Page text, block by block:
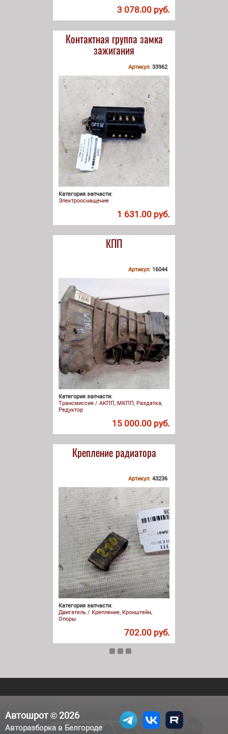
3 078.00 руб.
Контактная группа замка
зажигания
Артикул: 33962
Категория запчасти:
Электрооснащение
1 631.00 руб.
КПП
Артикул: 16044
Категория запчасти:
Трансмиссия / АКПП, МКПП, Раздатка,
Редуктор
15 000.00 руб.
Крепление радиатора
Артикул: 43236
Категория запчасти:
Двигатель / Крепление, Кронштейн,
Опоры
702.00 руб.
Автошрот © 2026
Авторазборка в Белгороде